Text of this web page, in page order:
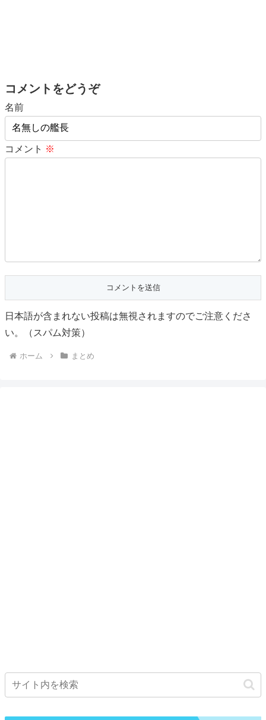
コメントをどうぞ
名前
コメント ※
日本語が含まれない投稿は無視されますのでご注意くださ
い。（スパム対策）
ホーム まとめ